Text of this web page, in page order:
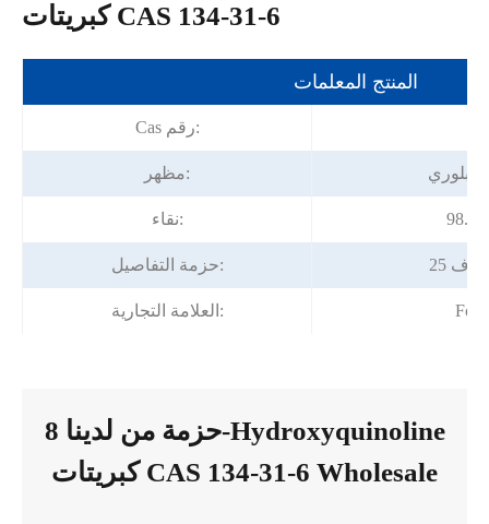
كبريتات CAS 134-31-6
المنتج المعلمات
Cas رقم:
مظهر: بلوري
نقاء:
حزمة التفاصيل:
العلامة التجارية:
حزمة من لدينا 8-Hydroxyquinoline
كبريتات CAS 134-31-6 Wholesale